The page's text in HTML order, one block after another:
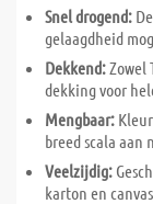
Snel drogend:
gelaagdheid
Dekkend:Zowel
dekking voor
Mengbaar:
breed scala aan
Veelzijdig:
karton en